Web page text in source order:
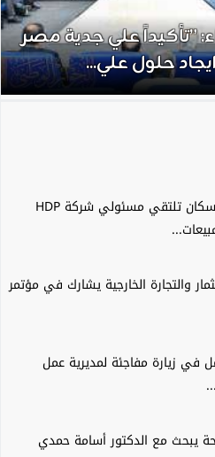
”تأكيداً علي جدية مصر
حلول علي...
وزيرة الإسكان تلتقي مسئولي شركة HDP
والتجارة الخارجية يشارك في مؤتمر
في زيارة مفاجئة لمديرية عمل
يبحث مع الدكتور أسامة حمدي